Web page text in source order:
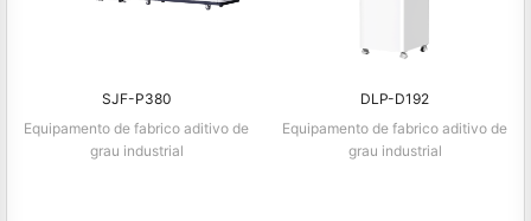
SJF-P380
Equipamento de fabrico aditivo de
grau industrial
DLP-D192
Equipamento de fabrico aditivo de
grau industrial